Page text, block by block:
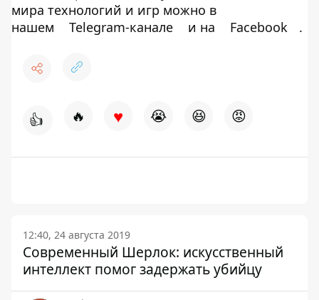
мира технологий и игр можно в
нашем
Telegram-канале и на Facebook .
👍 🔥 ♥ 😭 😆 😡
12:40, 24 августа 2019
Современный Шерлок: искусственный
интеллект помог задержать убийцу